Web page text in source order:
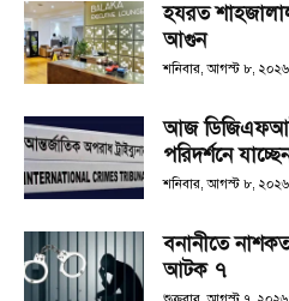
হযরত
আগুন
শনিবার, আগস্ট ৮,
আজ
পরিদর্শনে
শনিবার, আগস্ট ৮,
বনানীতে
আটক ৭